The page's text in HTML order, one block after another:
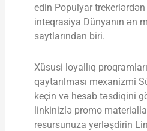
edin Populyar
inteqrasiya Dünyanın ən
saytlarından biri.
Xüsusi loyallıq
qaytarılması mexanizmi
keçin və hesab təsdiqini
linkinizlə promo
resursunuza yerləşdirin